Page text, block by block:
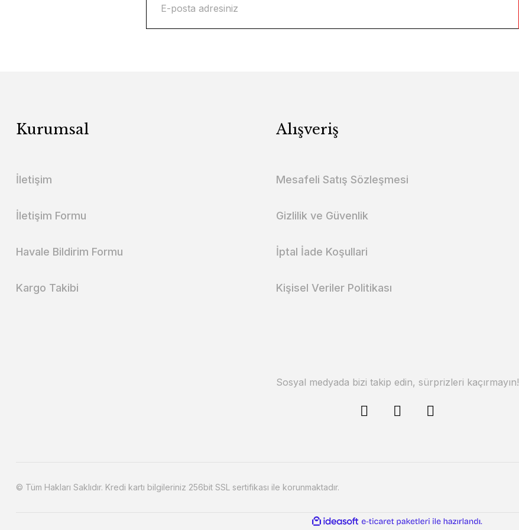
Kurumsal
İletişim
İletişim Formu
Havale Bildirim Formu
Kargo Takibi
Alışveriş
Mesafeli Satış Sözleşmesi
Gizlilik ve Güvenlik
İptal İade Koşullari
Kişisel Veriler Politikası
Sosyal medyada bizi takip edin, sürprizleri kaçırmayın!
© Tüm Hakları Saklıdır. Kredi kartı bilgileriniz 256bit SSL sertifikası ile korunmaktadır.
ideasoft
e-